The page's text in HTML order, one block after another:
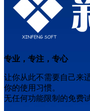
专业，专注，专心
让你从此不需要自己来
你的使用习惯。
无任何功能限制的免费